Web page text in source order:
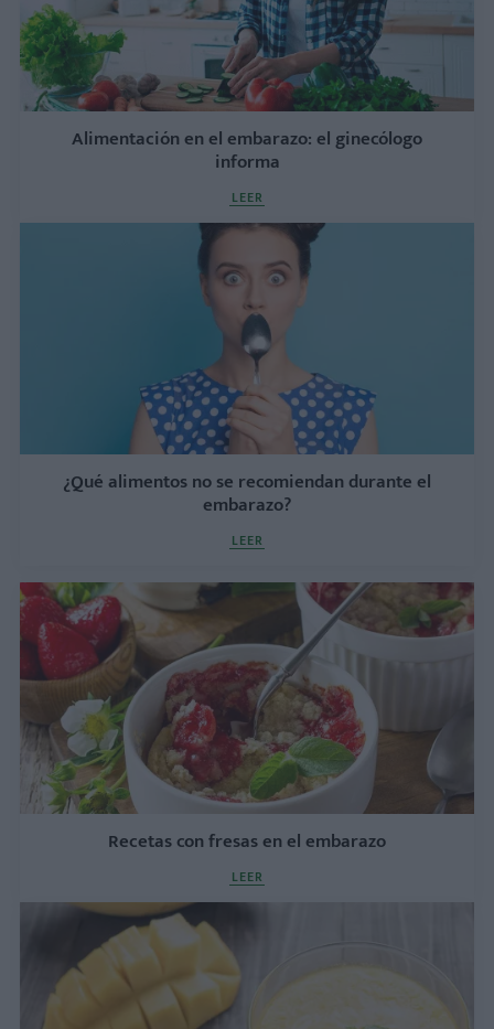
Alimentación en el embarazo: el ginecólogo
informa
LEER
¿Qué alimentos no se recomiendan durante el
embarazo?
LEER
Recetas con fresas en el embarazo
LEER